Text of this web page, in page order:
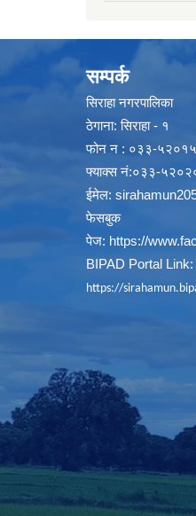
सम्पर्क
सिराहा नगरपालिका
ठेगाना: सिराहा - १
फोन न : ०३३-
फ्याक्स नं:०३३-
ईमेल:
फेसबुक
पेज: https://
BIPAD Portal Link:
https://